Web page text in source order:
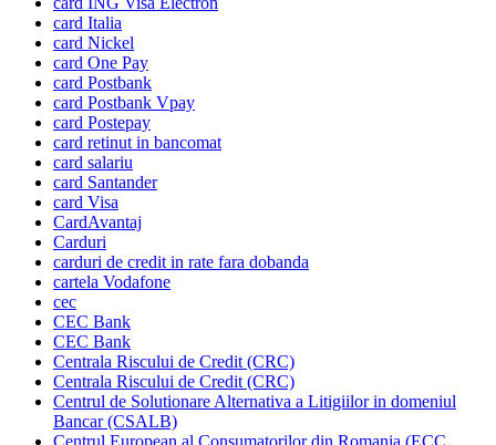
card Italia
card Nickel
card One Pay
card Postbank
card Postbank Vpay
card Postepay
card retinut in bancomat
card salariu
card Santander
card Visa
CardAvantaj
Carduri
carduri de credit in rate fara dobanda
cartela Vodafone
cec
CEC Bank
CEC Bank
Centrala Riscului de Credit (CRC)
Centrala Riscului de Credit (CRC)
Centrul de Solutionare Alternativa a Litigiilor in domeniul
Bancar (CSALB)
Centrul European al Consumatorilor din Romania (ECC